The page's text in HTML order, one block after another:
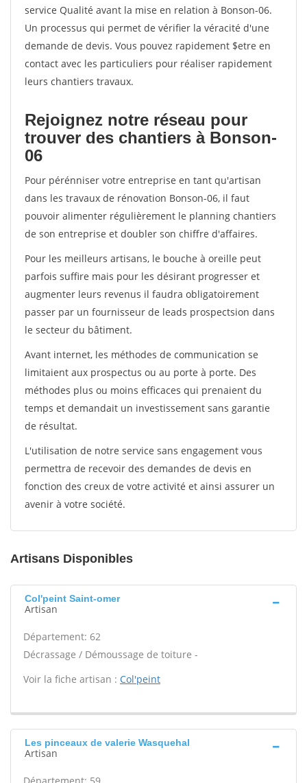
service Qualité avant la mise en relation à Bonson-06.
Un processus qui permet de vérifier la véracité d'une
demande de devis. Vous pouvez rapidement $etre en
contact avec les particuliers pour réaliser rapidement
leurs chantiers travaux.
Rejoignez notre réseau pour
trouver des chantiers à Bonson-
06
Pour pérénniser votre entreprise en tant qu'artisan
dans les travaux de rénovation Bonson-06, il faut
pouvoir alimenter régulièrement le planning chantiers
de son entreprise et doubler son chiffre d'affaires.
Pour les meilleurs artisans, le bouche à oreille peut
parfois suffire mais pour les désirant progresser et
augmenter leurs revenus il faudra obligatoirement
passer par un fournisseur de leads prospectsion dans
le secteur du bâtiment.
Avant internet, les méthodes de communication se
limitaient aux prospectus ou au porte à porte. Des
méthodes plus ou moins efficaces qui prenaient du
temps et demandait un investissement sans garantie
de résultat.
L'utilisation de notre service sans engagement vous
permettra de recevoir des demandes de devis en
fonction des creux de votre activité et ainsi assurer un
avenir à votre société.
Artisans Disponibles
Col'peint Saint-omer
Artisan
Département: 62
Décrassage / Démoussage de toiture -
Voir la fiche artisan : Col'peint
Les pinceaux de valerie Wasquehal
Artisan